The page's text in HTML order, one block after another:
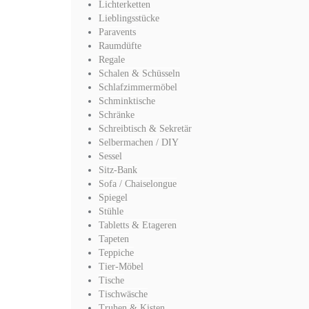
Lichterketten
Lieblingsstücke
Paravents
Raumdüfte
Regale
Schalen & Schüsseln
Schlafzimmermöbel
Schminktische
Schränke
Schreibtisch & Sekretär
Selbermachen / DIY
Sessel
Sitz-Bank
Sofa / Chaiselongue
Spiegel
Stühle
Tabletts & Etageren
Tapeten
Teppiche
Tier-Möbel
Tische
Tischwäsche